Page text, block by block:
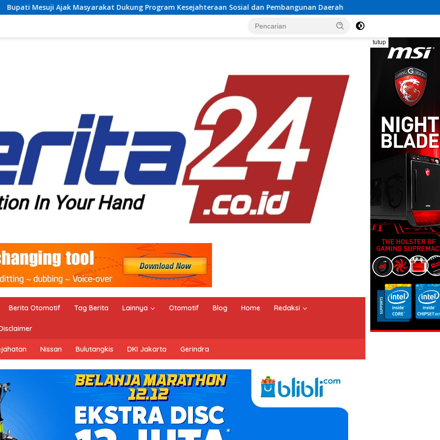
Dukung Program Kesejahteraan Sosial dan Pembangunan Daerah Rayakan Semangat Kemerdekaan
tutup
Berita Otomotif Tag Berita Lainnya Otomotif Blog Home Redaksi
Nissan Bulutangkis DKI Jakarta Gerindra